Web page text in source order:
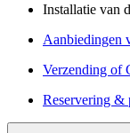
Installatie van
Aanbiedingen
Verzending of
Reservering &